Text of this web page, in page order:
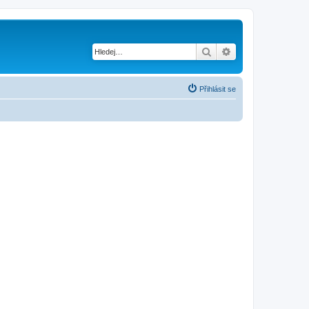
Hledat
Přihlásit se